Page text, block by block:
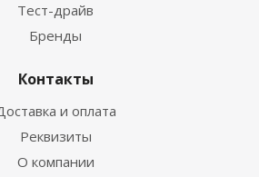
Тест-драйв
Бренды
Контакты
и оплата
Реквизиты
О компании